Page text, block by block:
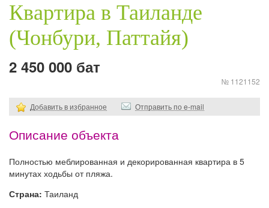
Квартира в Таиланде
(Чонбури, Паттайя)
2 450 000 бат
№ 1121152
Добавить в избранное Отправить по e-mail
Описание объекта
Полностью меблированная и декорированная квартира в 5
минутах ходьбы от пляжа.
Страна: Таиланд